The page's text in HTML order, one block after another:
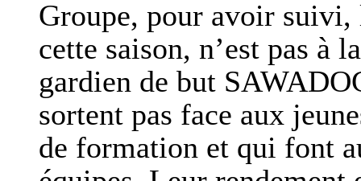
Groupe, pour avoir suivi,
cette saison, n’est pas
gardien de but
sortent pas face aux
de formation et qui font